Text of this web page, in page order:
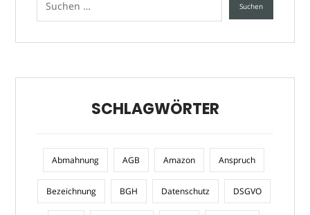
SCHLAGWÖRTER
Abmahnung AGB Amazon Anspruch
Bezeichnung BGH Datenschutz DSGVO